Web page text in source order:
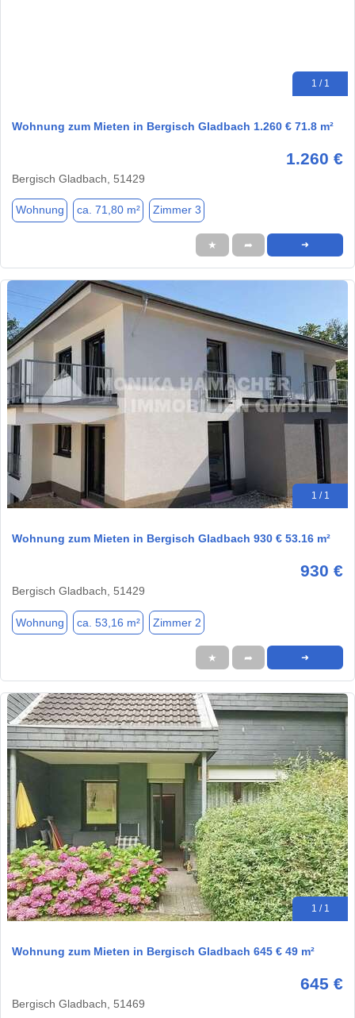
1 / 1
Wohnung zum Mieten in Bergisch Gladbach 1.260 € 71.8 m²
1.260 €
Bergisch Gladbach, 51429
Wohnung ca. 71,80 m² Zimmer 3
★ ➦ ➜
1 / 1
Wohnung zum Mieten in Bergisch Gladbach 930 € 53.16 m²
930 €
Bergisch Gladbach, 51429
Wohnung ca. 53,16 m² Zimmer 2
★ ➦ ➜
1 / 1
Wohnung zum Mieten in Bergisch Gladbach 645 € 49 m²
645 €
Bergisch Gladbach, 51469